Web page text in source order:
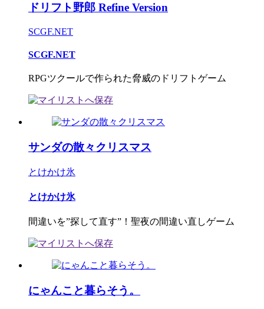
ドリフト野郎 Refine Version
SCGF.NET
SCGF.NET
RPGツクールで作られた脅威のドリフトゲーム
サンダの散々クリスマス
とけかけ氷
とけかけ氷
間違いを”探して直す”！聖夜の間違い直しゲーム
にゃんこと暮らそう。